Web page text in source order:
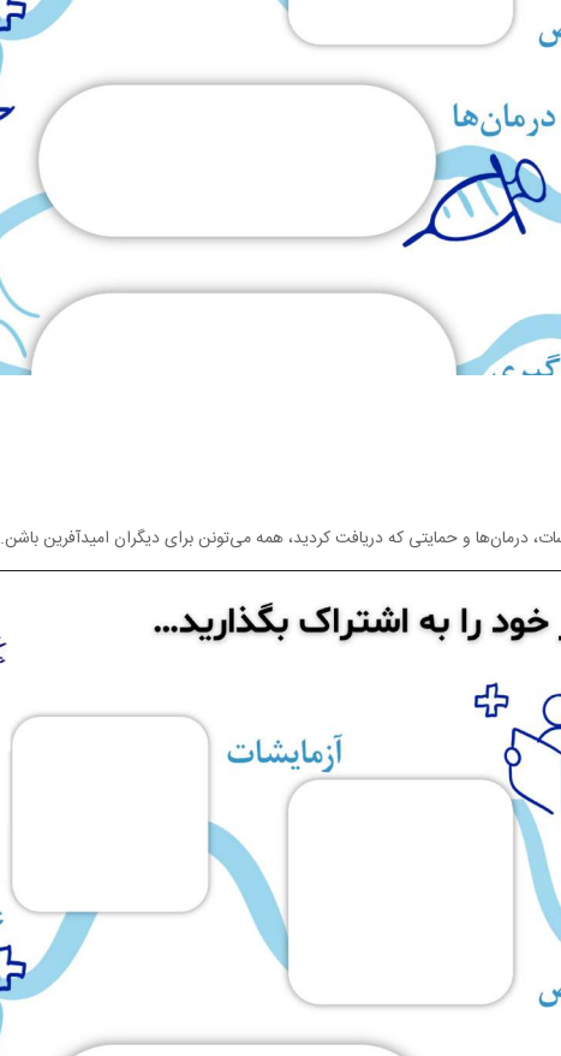
درمان‌ها و حمایتی که دریافت کردید، همه می‌تونن برای دیگران امیدآفرین باشن.